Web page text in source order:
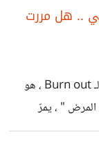
والحياة
الإحباط ، وليالٍ
.. كيف كان النصف
.. هل مررت
الاحتراق الوظيفي ، أو ما يعبر عنه عادة بـالـ Burn out ، هو
" ، يمرّ
النفسية